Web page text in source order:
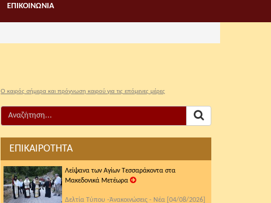
ΕΠΙΚΟΙΝΩΝΙΑ
Ο καιρός σήμερα και πρόγνωση καιρού για τις επόμενες μέρες
ΕΠΙΚΑΙΡΟΤΗΤΑ
Λείψανα των Αγίων Τεσσαράκοντα στα
Μακεδονικά Μετέωρα
Δελτία Τύπου -Ἀνακοινώσεις - Νέα [04/08/2026]